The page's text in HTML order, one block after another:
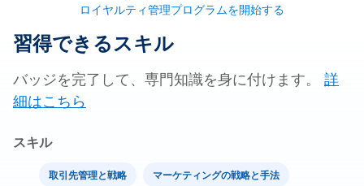
ロイヤルティ管理プログラムを開始する
習得できるスキル
バッジを完了して、専門知識を身に付けます。 詳
細はこちら
スキル
取引先管理と戦略 マーケティングの戦略と手法